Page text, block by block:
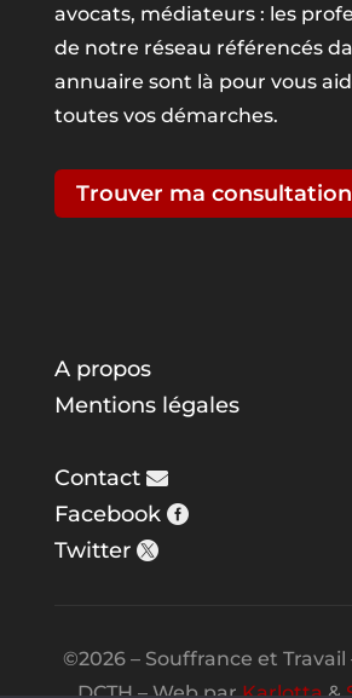
avocats, médiateurs : les
de notre réseau référencés
annuaire sont là pour vous
toutes vos démarches.
Trouver ma consultation
A propos
Mentions légales
Contact
Facebook
Twitter
©2026 – Souffrance et Travail
DCTH – Web parKarlotta&